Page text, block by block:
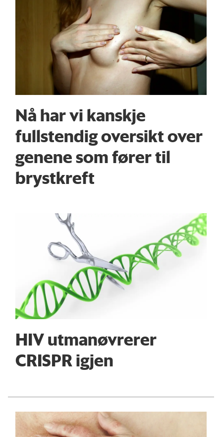
Nå har vi kanskje
fullstendig oversikt over
genene som fører til
brystkreft
HIV utmanøvrerer
CRISPR igjen